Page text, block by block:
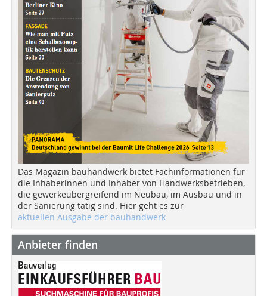
Das Magazin bauhandwerk bietet Fachinformationen für
die Inhaberinnen und Inhaber von Handwerksbetrieben,
die gewerkeübergreifend im Neubau, im Ausbau und in
der Sanierung tätig sind. Hier geht es zur
aktuellen Ausgabe der bauhandwerk
Anbieter finden